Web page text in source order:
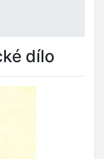
dílo